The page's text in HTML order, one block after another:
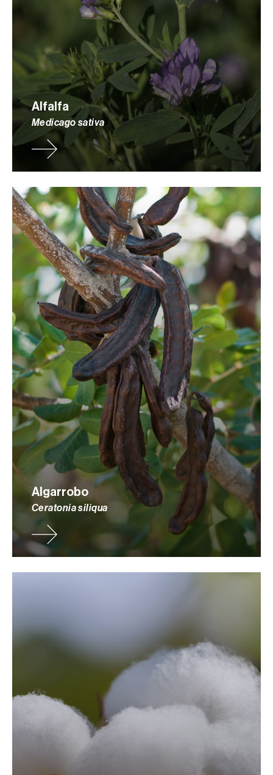
Alfalfa
Medicago sativa
Algarrobo
Ceratonia siliqua